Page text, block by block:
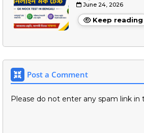
June 24, 2026
Keep reading
Post a Comment
Please do not enter any spam link